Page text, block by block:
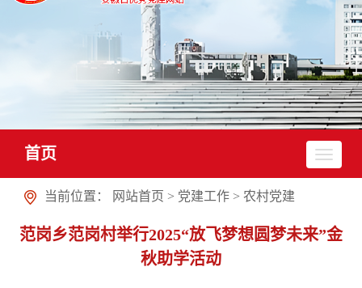
首页
当前位置： 网站首页 > 党建工作 > 农村党建
范岗乡范岗村举行2025“放飞梦想圆梦未来”金
秋助学活动